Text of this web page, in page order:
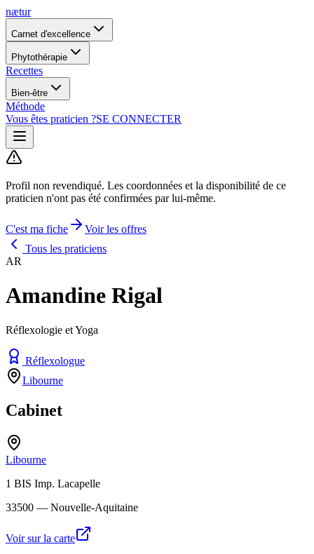
nætur
Carnet d'excellence
Phytothérapie
Recettes
Bien-être
Méthode
Vous êtes praticien ?SE CONNECTER
Profil non revendiqué. Les coordonnées et la disponibilité de ce
praticien n'ont pas été confirmées par lui-même.
C'est ma fiche
Voir les offres
Tous les praticiens
AR
Amandine Rigal
Réflexologie et Yoga
Réflexologue
Libourne
Cabinet
Libourne
1 BIS Imp. Lacapelle
33500 — Nouvelle-Aquitaine
Voir sur la carte